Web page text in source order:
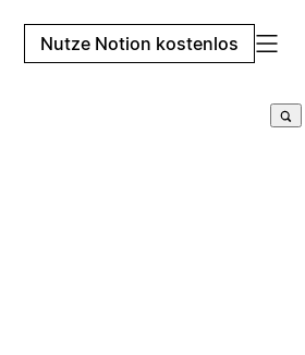
Nutze Notion kostenlos